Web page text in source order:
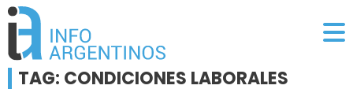
TAG: CONDICIONES LABORALES